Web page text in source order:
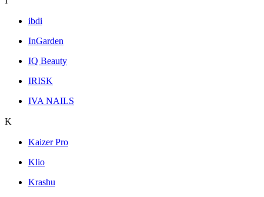
ibdi
InGarden
IQ Beauty
IRISK
IVA NAILS
K
Kaizer Pro
Klio
Krashu